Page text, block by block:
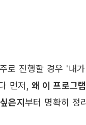
로 진행할 경우 '내
먼저, 왜 이 프로그
은지부터 명확히 정